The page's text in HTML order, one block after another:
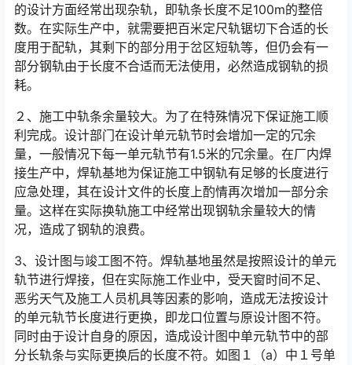
的设计方面经常出现杂轨，即轨条长度不足100m的整倍
数。在实际生产中，就需要把百米定尺轨锯切下合适的长
度用于配轨，其剩下的部分用于岔区短轨等，但仍会有一
部分钢轨由于长度不合适而无法使用，必然造成钢轨的损
耗。󠅅󠅃󠄵󠅂󠄪󠇖󠆨󠆨󠇕󠆞󠆒󠅬󠇘󠆭󠆘󠇙󠆝󠅵󠇗󠆭󠆁󠄐󠇗󠅹󠅸󠇖󠆍󠅳󠇖󠅹󠅰󠇖󠆌󠅹
２、施工中轨条余量较大。为了在特殊情况下保证施工顺
利完成。设计部门在设计单元轨节时会增加一定的冗余
量，一般情况下每一单元轨节有1.5米的冗余量。在厂内焊
接生产中，焊轨基地为保证施工中钢轨有足够的长度进行
应急处理，其在设计文件的长度上酌情再次增加一部分余
量。这样在实际换轨施工中经常出现钢轨余量较大的情
况，造成了钢轨的浪费。󠅅󠅃󠄵󠅂󠄪󠇖󠆨󠆨󠇕󠆞󠆒󠅬󠇘󠆭󠆘󠇙󠆝󠅵󠇗󠆭󠆁󠄐󠇗󠅹󠅸󠇖󠆍󠅳󠇖󠅹󠅰󠇖󠆌󠅹
3、设计图与竣工图不符。焊轨基地虽然是按照设计的单元
轨节进行焊接，但在实际施工作业中，受天窗时间不足、
恶劣天气及施工人员机具等因素的影响，造成无法按设计
的单元轨节长度进行更换，即龙口位置与原设计图不符。
同时由于设计自身的原因，造成设计图中单元轨节中的部
分长轨条与实际更换后的长度不符。如图１（a）中１号单